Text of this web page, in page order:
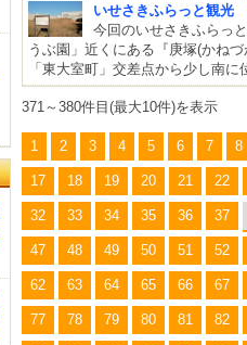
いせさきふらっと観光
今回のいせさきふらっ
うぶ園」近くにある『庚塚(かね
「東大室町」交差点から少し南
371～380件目(最大10件)を表示
1 2 3 4 5 6 7 8
17 18 19 20 21 22
32 33 34 35 36 37
47 48 49 50 51 52
62 63 64 65 66 67
77 78 79 80 81 82